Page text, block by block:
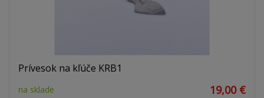
Prívesok na kľúče KRB1
na sklade 19,00 €